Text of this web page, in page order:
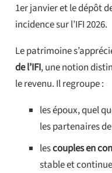
1er janvier et le dépôt
incidence sur l’IFI 2026.
Le patrimoine
de l’IFI, une notion
le revenu. Il regroupe :
les époux, quel
les partenaires
lescouples en
stable et